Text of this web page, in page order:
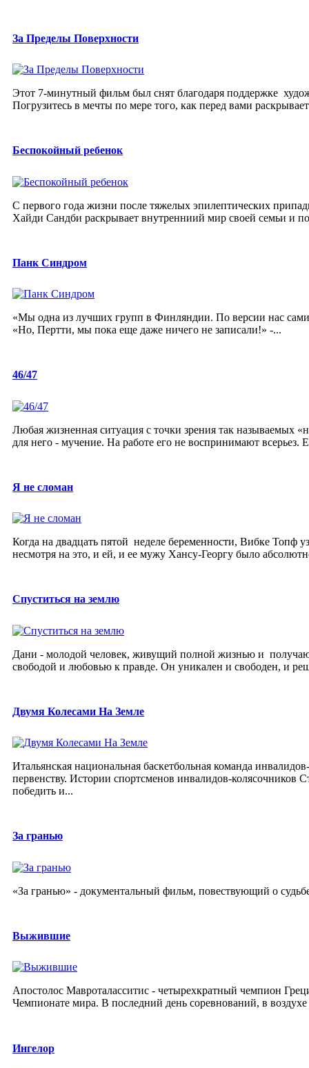
За Пределы Поверхности
Этот 7-минутный фильм был снят благодаря поддержке
Погрузитесь в мечты по мере того, как перед вами
Беспокойный ребенок
С первого года жизни после тяжелых эпилептических
Хайди Сандби раскрывает внутренниий мир своей семьи и
Панк Синдром
«Мы одна из лучших групп в Финляндии. По версии нас
«Но, Пертти, мы пока еще даже ничего не записали!» -...
46/47
Любая жизненная ситуация с точки зрения так называемых
для него - мучение. На работе его не воспринимают всерьез.
Я не сломан
Когда на двадцать пятой неделе беременности, Вибке Топф
несмотря на это, и ей, и ее мужу Хансу-Георгу было
Спуститься на землю
Дани - молодой человек, живущий полной жизнью и
свободой и любовью к правде. Он уникален и свободен, и
Двумя Колесами На Земле
Итальянская национальная баскетбольная команда
первенству. Истории спортсменов инвалидов-
победить и...
За гранью
«За гранью» - документальный фильм, повествующий о
Выжившие
Апостолос Мавроталасситис - четырехкратный чемпион
Чемпионате мира. В последний день соревнований, в
Ингелор